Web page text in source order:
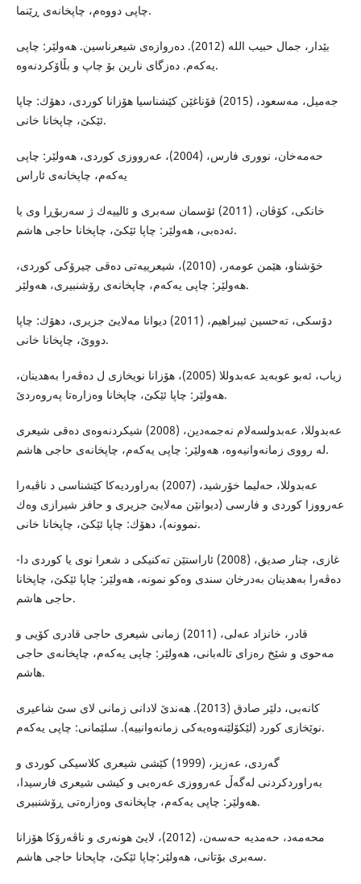
چاپى دووه‌م، چاپخانه‌ى ڕێنما.
بێدار، جمال حبیب الله (2012). ده‌روازه‌ى شیعرناسین. هه‌ولێر: چاپى
یه‌كه‌م. ده‌زگای نارین بۆ چاپ و بڵاۆكردنه‌وه‌.
جه‌میل، مه‌سعود، (2015) قۆناغێن كێشناسیا هۆزانا كوردى، دهۆك: چاپا
ئێكێ، چاپخانا خانى.
حه‌مه‌خان، نوورى فارس، (2004)، عه‌رووزى كوردى، هه‌ولێر: چاپى
یه‌كه‌م، چاپخانه‌ى ئاراس
خانكى، كۆڤان، (2011) ئۆسمان سه‌برى و ئالییه‌ك ژ سه‌ربۆڕا وى یا
ئه‌ده‌بى، هه‌ولێر: چاپا ئێكێ، چاپخانا حاجى هاشم.
خۆشناو، هێمن عومه‌ر، (2010)، شیعرییه‌تى ده‌قى چیرۆكى كوردى،
هه‌ولێر: چاپى یه‌كه‌م، چاپخانه‌ى رۆشنبیرى، هه‌ولێر.
دۆسكى، ته‌حسین ئیبراهیم، (2011) دیوانا مه‌لایێ جزیرى، دهۆك: چاپا
دووێ، چاپخانا خانى.
زیاب، ئه‌بو عوبه‌ید عه‌بدوللا (2005)، هۆزانا نویخازى ل ده‌ڤه‌را به‌هدینان،
هه‌ولێر: چاپا ئێكێ، چاپخانا وه‌زاره‌تا په‌روه‌ردێ.
عه‌بدوللا، عه‌بدولسه‌لام نه‌جمه‌دین، (2008) شیكردنه‌وه‌ى ده‌قى شیعرى
له‌ رووى زمانه‌وانیه‌وه‌، هه‌ولێر: چاپی یه‌كه‌م، چاپخانه‌ى حاجى هاشم.
عه‌بدوللا، حه‌لیما خۆرشید، (2007) به‌راوردیه‌كا كێشناسى د ناڤبه‌را
عه‌رووزا كوردى و فارسى (دیوانێن مه‌لایێ جزیرى و حافز شیرازى وه‌ك
نموونه‌)، دهۆك: چاپا ئێكێ، چاپخانا خانى.
غازى، چنار صدیق، (2008) ئاراستێن ته‌كنیكى د شعرا نوى یا كوردى دا-
ده‌ڤه‌را به‌هدینان به‌درخان سندى وه‌كو نمونه‌، هه‌ولێر: چاپا ئێكێ، چاپخانا
حاجى هاشم.
قادر، خانزاد عه‌لى، (2011) زمانى شیعرى حاجى قادرى كۆیی و
مه‌حوى و شێخ ره‌زاى تاله‌بانى، هه‌ولێر: چاپى یه‌كه‌م، چاپخانه‌ى حاجى
هاشم.
كانه‌بى، دلێر صادق (2013). هه‌ندێ لادانى زمانى لاى سێ شاعیرى
نوێخازى كورد (لێكۆلێنه‌وه‌یه‌كى زمانه‌وانییه‌). سلێمانى: چاپى یه‌كه‌م.
گه‌ردى، عه‌زیز، (1999) كێشى شیعرى كلاسیكى كوردى و
به‌راوردكردنى له‌گه‌ڵ عه‌رووزى عه‌ره‌بى و كیشى شیعرى فارسیدا،
هه‌ولێر: چاپى یه‌كه‌م، چاپخانه‌ى وه‌زاره‌تى ڕۆشنبیرى.
محه‌مه‌د، حه‌مدیه‌ حه‌سه‌ن، (2012)، لایێ هونه‌رى و ناڤه‌رۆكا هۆزانا
سه‌برى بۆتانى، هه‌ولێر:چاپا ئێكێ، چاپحانا حاجى هاشم.